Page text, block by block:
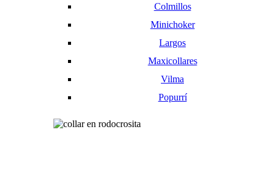
Colmillos
Minichoker
Largos
Maxicollares
Vilma
Popurrí